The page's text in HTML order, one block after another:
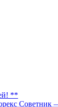
**
Советник